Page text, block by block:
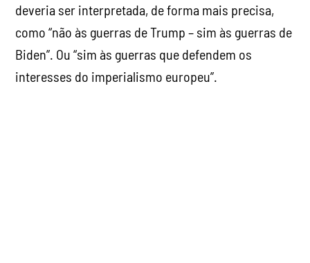
deveria ser interpretada, de forma mais precisa,
como “não às guerras de Trump – sim às guerras de
Biden”. Ou “sim às guerras que defendem os
interesses do imperialismo europeu”.